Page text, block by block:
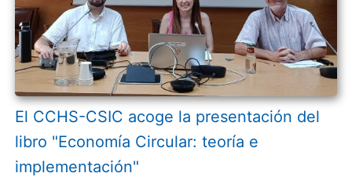
El CCHS-CSIC acoge la presentación del
libro "Economía Circular: teoría e
implementación"